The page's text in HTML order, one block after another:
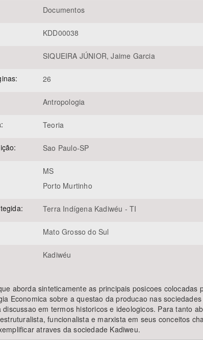
Documentos
KDD00038
SIQUEIRA JÚNIOR, Jaime Garcia
26
Antropologia
Teoria
Sao Paulo-SP
MS
Porto Murtinho
Terra Indígena Kadiwéu - TI
Mato Grosso do Sul
Kadiwéu
aborda sinteticamente as principais posicoes colocadas
Economica sobre a questao da producao nas
discussao em termos historicos e ideologicos. Para tanto
funcionalista e marxista em seus conceitos
atraves da sociedade Kadiweu.